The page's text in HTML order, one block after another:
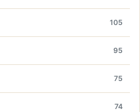
105
95
75
74